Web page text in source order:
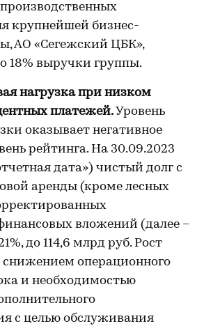
крупнейшей бизнес-
АО «Сегежский ЦБК»,
18% выручки группы.
нагрузка при низком
платежей.Уровень
оказывает негативное
рейтинга. На 30.09.2023
дата») чистый долг с
аренды (кроме лесных
вложений (далее –
до 114,6 млрд руб. Рост
снижением операционного
и необходимостью
с целью обслуживания